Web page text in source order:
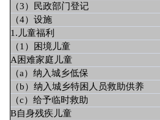
（3）民政部门登记
（4）设施
1.儿童福利
（1）困境儿童
A困难家庭儿童
（a）纳入城乡低保
（b）纳入城乡特困人员救助供养
（c）给予临时救助
B自身残疾儿童